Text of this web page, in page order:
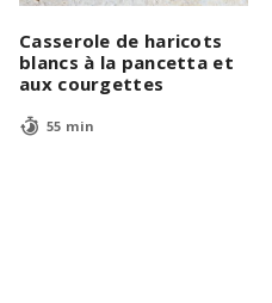
Casserole de haricots
blancs à la pancetta et
aux courgettes
55 min